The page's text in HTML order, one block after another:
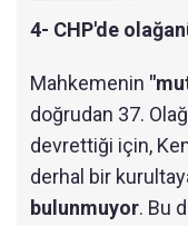
4- CHP'de
Mahkemenin
doğrudan 37.
devrettiği için,
derhal bir
bulunmuyor. Bu